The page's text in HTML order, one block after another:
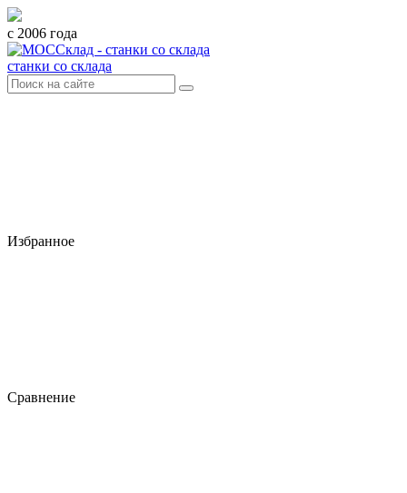
с 2006 года
станки со склада
Избранное
Сравнение